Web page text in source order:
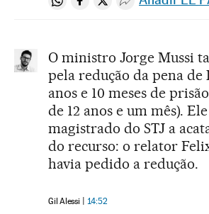
Compartir en Whatsapp
Compartir en Facebook
Compartir en Twitter
Desplegar
O ministro Jorge Mussi
pela redução da pena de
anos e 10 meses de
de 12 anos e um mês).
magistrado do STJ a
do recurso: o relator
havia pedido a redução.
Gil Alessi 14:52